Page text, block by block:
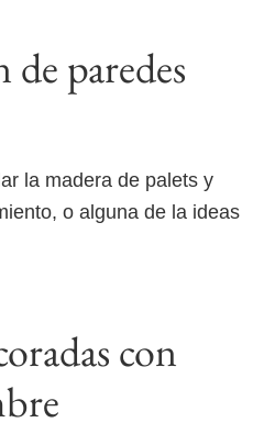
paredes
la madera de palets y
o alguna de la ideas
con